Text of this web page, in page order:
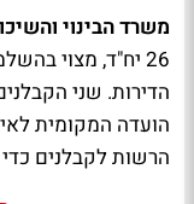
משרד הבינוי
26 יח"ד, מצוי
הדירות. שני
הועדה המקומית
הרשות לקבלנים